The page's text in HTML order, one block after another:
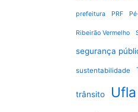
prefeitura PRF
Ribeirão Vermelho
segurança
sustentabilidade
trânsito Ufla